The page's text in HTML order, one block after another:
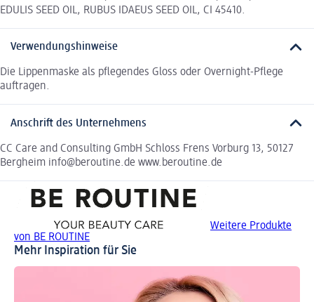
EDULIS SEED OIL, RUBUS IDAEUS SEED OIL, CI 45410.
Verwendungshinweise
Die Lippenmaske als pflegendes Gloss oder Overnight-Pflege
auftragen.
Anschrift des Unternehmens
CC Care and Consulting GmbH Schloss Frens Vorburg 13, 50127
Bergheim info@beroutine.de www.beroutine.de
Weitere Produkte
von BE ROUTINE
Mehr Inspiration für Sie